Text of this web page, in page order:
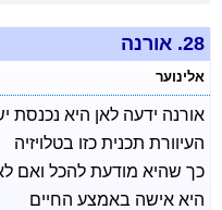
28. אורנה
אלינוער
אורנה ידעה לאן היא נכנסת
העיוורת תכנית כזו בטלויזיה
כך שהיא מודעת להכל ואם
היא אישה באמצע החיים